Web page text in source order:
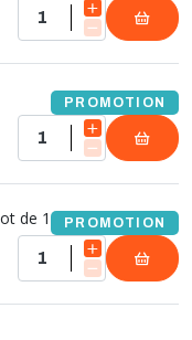
PROMOTION
de 10 PROMOTION